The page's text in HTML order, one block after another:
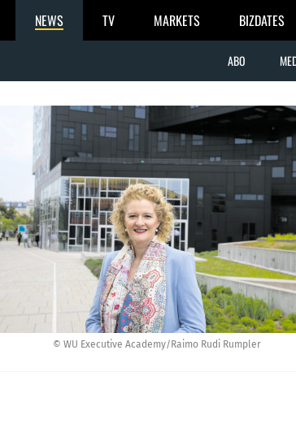
NEWS TV MARKETS BIZDATES
ABO
© WU Executive Academy/Raimo Rudi Rumpler